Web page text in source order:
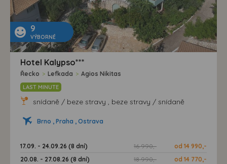
9
VÝBORNÉ
Hotel Kalypso***
Řecko > Lefkada > Agios Nikitas
LAST MINUTE
snídaně / beze stravy , beze stravy / snídaně
Brno , Praha , Ostrava
17.09. - 24.09.26 (8 dní) 16 990,-
od 14 990,-
20.08. - 27.08.26 (8 dní)
18 990,- od 14 770,-